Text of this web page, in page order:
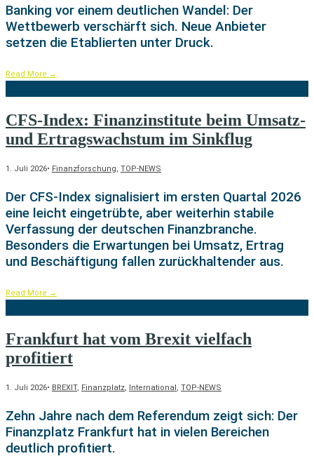
Banking vor einem deutlichen Wandel: Der
Wettbewerb verschärft sich. Neue Anbieter
setzen die Etablierten unter Druck.
Read More →
CFS-Index: Finanzinstitute beim Umsatz-
und Ertragswachstum im Sinkflug
1. Juli 2026• Finanzforschung, TOP-NEWS
Der CFS-Index signalisiert im ersten Quartal 2026
eine leicht eingetrübte, aber weiterhin stabile
Verfassung der deutschen Finanzbranche.
Besonders die Erwartungen bei Umsatz, Ertrag
und Beschäftigung fallen zurückhaltender aus.
Read More →
Frankfurt hat vom Brexit vielfach
profitiert
1. Juli 2026• BREXIT, Finanzplatz International TOP-NEWS
Zehn Jahre nach dem Referendum zeigt sich: Der
Finanzplatz Frankfurt hat in vielen Bereichen
deutlich profitiert.